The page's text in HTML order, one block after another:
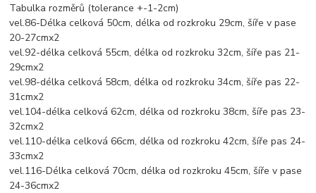
Tabulka rozměrů (tolerance +-1-2cm)
vel.86-Délka celková 50cm, délka od rozkroku 29cm, šíře v pase
20-27cmx2
vel.92-délka celková 55cm, délka od rozkroku 32cm, šíře pas 21-
29cmx2
vel.98-délka celková 58cm, délka od rozkroku 34cm, šíře pas 22-
31cmx2
vel.104-délka celková 62cm, délka od rozkroku 38cm, šíře pas 23-
32cmx2
vel.110-délka celková 66cm, délka od rozkroku 42cm, šíře pas 24-
33cmx2
vel.116-Délka celková 70cm, délka od rozkroku 45cm, šíře v pase
24-36cmx2